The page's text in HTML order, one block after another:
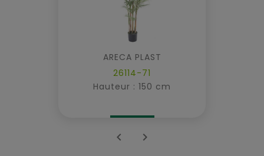
ARECA PLAST
26114-71
Hauteur : 150 cm
 